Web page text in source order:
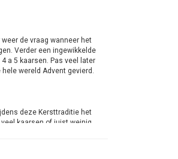
de vraag wanneer het
Verder een ingewikkelde
a 5 kaarsen. Pas veel later
wereld Advent gevierd.
deze Kersttraditie het
kaarsen of juist weinig.
heb je de keus uit 2